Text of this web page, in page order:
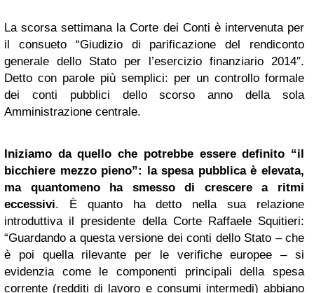
La scorsa settimana la Corte dei Conti è intervenuta per
il consueto “Giudizio di parificazione del rendiconto
generale dello Stato per l’esercizio finanziario 2014″.
Detto con parole più semplici: per un controllo formale
dei conti pubblici dello scorso anno della sola
Amministrazione centrale.
Iniziamo da quello che potrebbe essere definito “il
bicchiere mezzo pieno”: la spesa pubblica è elevata,
ma quantomeno ha smesso di crescere a ritmi
eccessivi. È quanto ha detto nella sua relazione
introduttiva il presidente della Corte Raffaele Squitieri:
“Guardando a questa versione dei conti dello Stato – che
è poi quella rilevante per le verifiche europee – si
evidenzia come le componenti principali della spesa
corrente (redditi di lavoro e consumi intermedi) abbiano